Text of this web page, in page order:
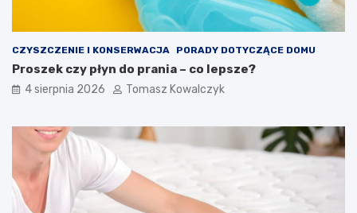
CZYSZCZENIE I KONSERWACJA PORADY DOTYCZĄCE DOMU
Proszek czy płyn do prania – co lepsze?
4 sierpnia 2026 Tomasz Kowalczyk